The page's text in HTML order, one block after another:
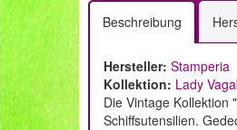
Beschreibung
Hersteller: Stamperia
Kollektion: Lady
Die Vintage Kollektion
Schiffsutensilien.